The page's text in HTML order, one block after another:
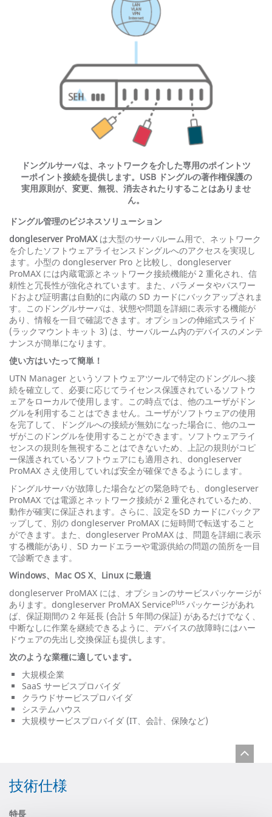
ドングルサーバは、ネットワークを介した専用のポイントツ
ーポイント接続を提供します。USB ドングルの著作権保護の
実用原則が、変更、無視、消去されたりすることはありませ
ん。
ドングル管理のビジネスソリューション
dongleserver ProMAXは大型のサーバルーム用で、ネットワーク
を介したソフトウェアライセンスドングルへのアクセスを実現し
ます。小型の dongleserver Pro と比較し、dongleserver
ProMAX には内蔵電源とネットワーク接続機能が 2 重化され、信
頼性と冗長性が強化されています。また、パラメータやパスワー
ドおよび証明書は自動的に内蔵の SD カードにバックアップされま
す。このドングルサーバは、状態や問題を詳細に表示する機能が
あり、情報を一目で確認できます。オプションの伸縮式スライド
(ラックマウントキット 3) は、サーバルーム内のデバイスのメンテ
ナンスが簡単になります。
使い方はいたって簡単！
UTN Manager というソフトウェアツールで特定のドングルへ接
続を確立して、必要に応じてライセンス保護されているソフトウ
ェアをローカルで使用します。この時点では、他のユーザがドン
グルを利用することはできません。ユーザがソフトウェアの使用
を完了して、ドングルへの接続が無効になった場合に、他のユー
ザがこのドングルを使用することができます。ソフトウェアライ
センスの規則を無視することはできないため、上記の規則がコピ
ー保護されているソフトウェアにも適用され、dongleserver
ProMAX さえ使用していれば安全が確保できるようにします。
ドングルサーバが故障した場合などの緊急時でも、dongleserver
ProMAX では電源とネットワーク接続が 2 重化されているため、
動作が確実に保証されます。さらに、設定をSD カードにバックア
ップして、別の dongleserver ProMAX に短時間で転送すること
ができます。また、dongleserver ProMAX は、問題を詳細に表示
する機能があり、SD カードエラーや電源供給の問題の箇所を一目
で診断できます。
Windows、 Mac OS X、 Linux に最適
dongleserver ProMAX には、オプションのサービスパッケージが
あります。dongleserver ProMAX Serviceplus パッケージがあれ
ば、保証期間の 2 年延長 (合計 5 年間の保証) があるだけでなく、
中断なしに作業を継続できるように、デバイスの故障時にはハー
ドウェアの先出し交換保証も提供します。
次のような業種に適しています。
大規模企業
SaaS サービスプロバイダ
クラウドサービスプロバイダ
システムハウス
大規模サービスプロバイダ (IT、会計、保険など)
技術仕様
特長